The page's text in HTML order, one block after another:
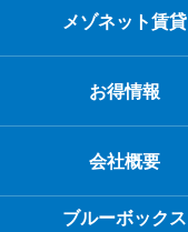
メゾネット賃貸
お得情報
会社概要
ブルーボックス